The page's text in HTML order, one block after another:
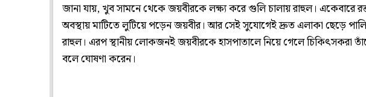
জানা যায়, খুব সামনে থেকে জয়বীরকে লক্ষ্য করে গুলি চালায় রাহুল। একেবারে
অবস্থায় মাটিতে লুটিয়ে পড়েন জয়বীর। আর সেই সুযোগেই দ্রুত এলাকা ছেড়ে
রাহুল। এরপ স্থানীয় লোকজনই জয়বীরকে হাসপাতালে নিয়ে গেলে চিকিৎসকরা
বলে ঘোষণা করেন।